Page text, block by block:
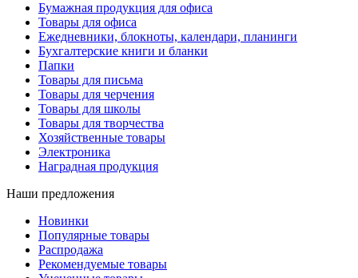
Бумажная продукция для офиса
Товары для офиса
Ежедневники, блокноты, календари, планинги
Бухгалтерские книги и бланки
Папки
Товары для письма
Товары для черчения
Товары для школы
Товары для творчества
Хозяйственные товары
Электроника
Наградная продукция
Наши предложения
Новинки
Популярные товары
Распродажа
Рекомендуемые товары